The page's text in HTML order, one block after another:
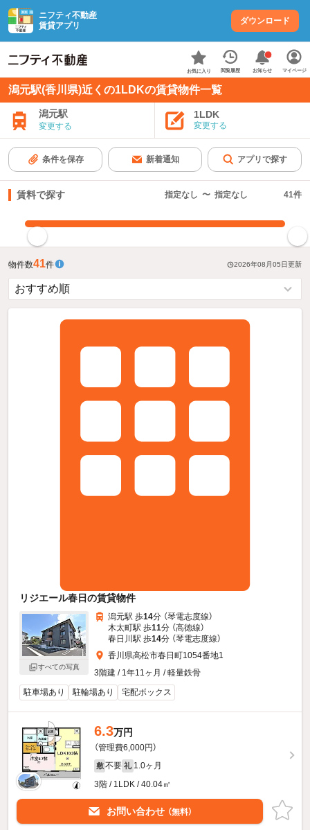
ニフティ不動産
賃貸アプリ
ダウンロード
お気に入り 閲覧履歴 お知らせ マイページ
潟元駅(香川県)近くの1LDKの賃貸物件一覧
潟元駅
変更する
1LDK
変更する
条件を保存 新着通知 アプリで探す
賃料で探す 指定なし 〜 指定なし 41件
物件数41件 2026年08月05日更新
リジエール春日の賃貸物件
すべての写真
潟元駅 歩14分 （琴電志度線）
木太町駅 歩11分 （高徳線）
春日川駅 歩14分 （琴電志度線）
香川県高松市春日町1054番地1
3階建 / 1年11ヶ月 / 軽量鉄骨
駐車場あり
駐輪場あり 宅配ボックス
6.3万円
（管理費6,000円）
敷 不要 礼 1.0ヶ月
3階 / 1LDK / 40.04㎡
お問い合わせ （無料）